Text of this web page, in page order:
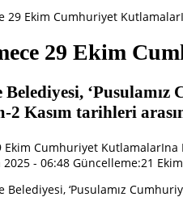
29 Ekim Cumhuriyet
29 Ekim
Belediyesi,
2 Kasım tarihleri
2025 - 06:48 Güncelleme:21
Belediyesi, ‘Pusulamız